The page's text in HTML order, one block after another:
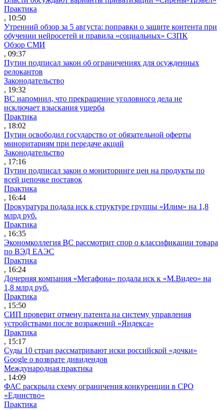
Практика
, 10:50
Утренний обзор за 5 августа: поправки о защите контента при
обучении нейросетей и правила «социальных» СЗПК
Обзор СМИ
, 09:37
Путин подписал закон об ограничениях для осужденных
релокантов
Законодательство
, 19:32
ВС напомнил, что прекращение уголовного дела не
исключает взыскания ущерба
Практика
, 18:02
Путин освободил государство от обязательной оферты
миноритариям при передаче акций
Законодательство
, 17:16
Путин подписал закон о мониторинге цен на продукты по
всей цепочке поставок
Практика
, 16:44
Прокуратура подала иск к структуре группы «Илим» на 1,8
млрд руб.
Практика
, 16:35
Экономколлегия ВС рассмотрит спор о классификации товара
по ВЭД ЕАЭС
Практика
, 16:24
Дочерняя компания «Мегафона» подала иск к «М.Видео» на
1,8 млрд руб.
Практика
, 15:50
СИП проверит отмену патента на систему управления
устройствами после возражений «Яндекса»
Практика
, 15:17
Суды 10 стран рассматривают иски российской «дочки»
Google о возврате дивидендов
Международная практика
, 14:09
ФАС раскрыла схему ограничения конкуренции в СРО
«Единство»
Практика